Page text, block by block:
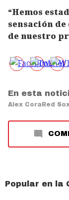
“Hemos
sensación
de nuestro
En esta
Alex CoraRed
Popular en la